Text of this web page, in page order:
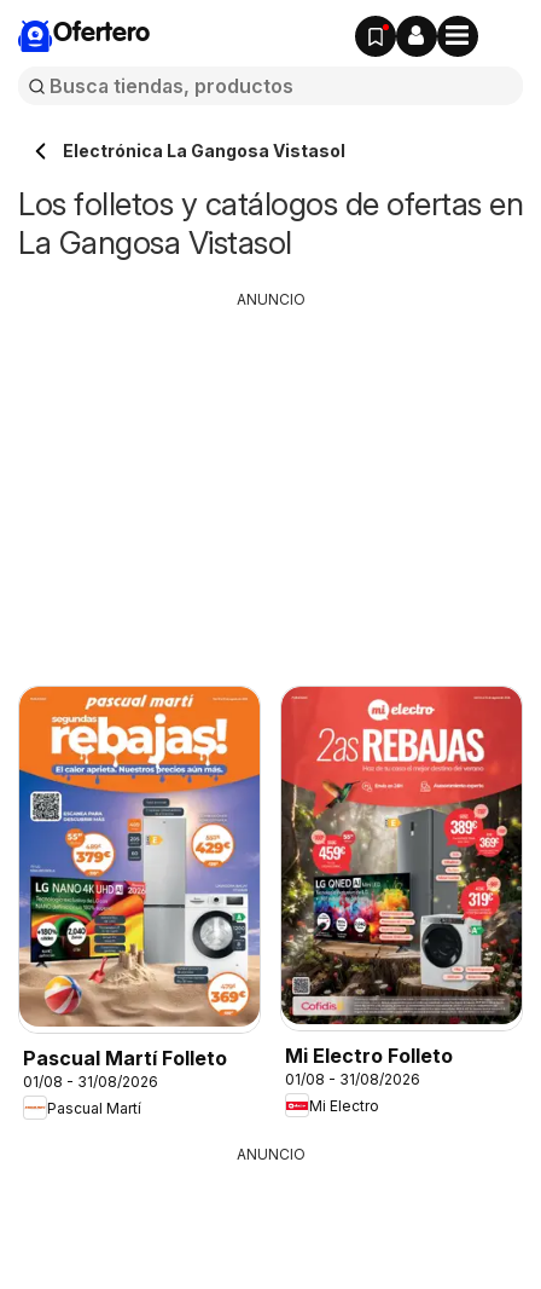
Ofertero
Electrónica La Gangosa Vistasol
Los folletos y catálogos de ofertas en
La Gangosa Vistasol
Pascual Martí Folleto
01/08 - 31/08/2026
Pascual Martí
Mi Electro Folleto
01/08 - 31/08/2026
Mi Electro
ANUNCIO
ANUNCIO